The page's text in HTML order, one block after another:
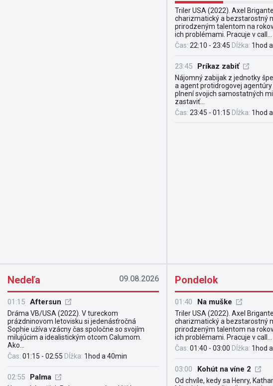
Triler USA (2022). Axel
charizmatický a bezstarostný
prirodzeným talentom na
ich problémami. Pracuje v call...
Čas: 22:10 - 23:45 Dĺžka: 1hod
23:45 Príkaz zabiť
Nájomný zabijak z jednotky
a agent protidrogovej agentúry
plnení svojich samostatných
zastaviť...
Čas: 23:45 - 01:15 Dĺžka: 1hod
Nedeľa 09.08.2026
01:15 Aftersun
Dráma VB/USA (2022). V tureckom
prázdninovom letovisku si jedenásťročná
Sophie užíva vzácny čas spoločne so svojím
milujúcim a idealistickým otcom Calumom.
Ako...
Čas: 01:15 - 02:55 Dĺžka: 1hod a 40min
02:55 Palma
Pondelok
01:40 Na muške
Triler USA (2022). Axel
charizmatický a bezstarostný
prirodzeným talentom na
ich problémami. Pracuje v call...
Čas: 01:40 - 03:00 Dĺžka: 1hod
03:00 Kohút na víne 2
Od chvíle, kedy sa Henry,